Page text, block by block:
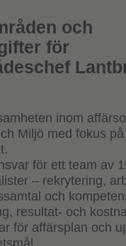
och
för
inom
Miljö med fokus
för ett team av
– rekrytering,
och
resultat- och
för affärsplan och